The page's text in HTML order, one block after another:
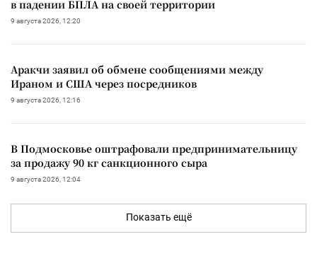
в падении БПЛА на своей территории
9 августа 2026, 12:20
Аракчи заявил об обмене сообщениями между
Ираном и США через посредников
9 августа 2026, 12:16
В Подмосковье оштрафовали предпринимательницу
за продажу 90 кг санкционного сыра
9 августа 2026, 12:04
Показать ещё